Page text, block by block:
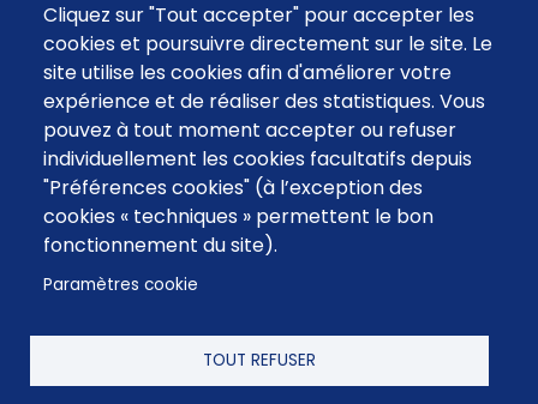
Cliquez sur "Tout accepter" pour accepter les
cookies et poursuivre directement sur le site. Le
site utilise les cookies afin d'améliorer votre
expérience et de réaliser des statistiques. Vous
pouvez à tout moment accepter ou refuser
individuellement les cookies facultatifs depuis
"Préférences cookies" (à l’exception des
cookies « techniques » permettent le bon
fonctionnement du site).
Paramètres cookie
TOUT REFUSER